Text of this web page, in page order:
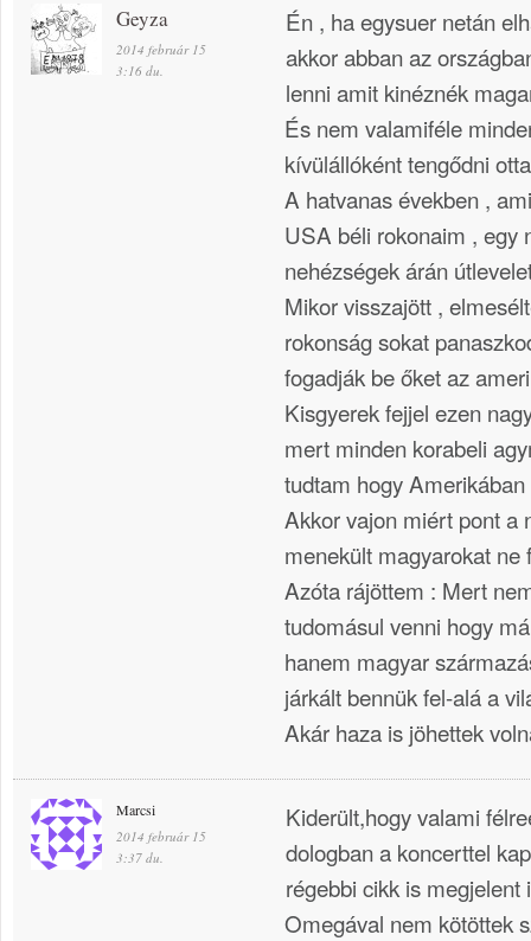
Geyza
2014 február 15
3:16 du.
Én , ha egysuer netán
akkor abban az
lenni amit kinéznék
És nem valamiféle
kívülállóként tengődni
A hatvanas években ,
USA béli rokonaim , egy
nehézségek árán
Mikor visszajött ,
rokonság sokat
fogadják be őket az
Kisgyerek fejjel ezen
mert minden korabeli
tudtam hogy
Akkor vajon miért pont a
menekült magyarokat ne
Azóta rájöttem : Mert
tudomásul venni hogy
hanem magyar
járkált bennük fel-alá a
Akár haza is jöhettek
Marcsi
2014 február 15
3:37 du.
Kiderült,hogy valami
dologban a koncerttel
régebbi cikk is megjelent
Omegával nem kötöttek